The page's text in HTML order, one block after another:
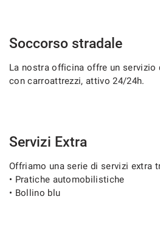
Soccorso stradale
La nostra officina offre un
con carroattrezzi, attivo 24/24h.
Servizi Extra
Offriamo una serie di servizi extra
• Pratiche automobilistiche
• Bollino blu